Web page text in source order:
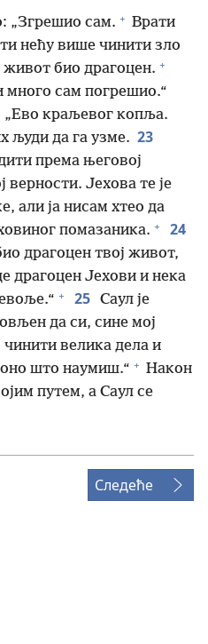
„Згрешио сам. + Врати
нећу више чинити зло
живот био драгоцен. +
много сам погрешио.“
„Ево краљевог копља.
људи да га узме. 23
према његовој
верности. Јехова те је
али ја нисам хтео да
помазаника. + 24
драгоцен твој живот,
драгоцен Јехови и нека
+ 25 Саул је
да си, сине мој
велика дела и
што наумиш.“ + Након
путем, а Саул се
Следеће